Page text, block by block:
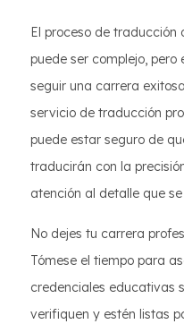
El proceso de
puede ser complejo,
seguir una carrera
servicio de traducción
puede estar seguro de
traducirán con la
atención al detalle que
No dejes tu carrera
Tómese el tiempo para
credenciales educativas
verifiquen y estén listas